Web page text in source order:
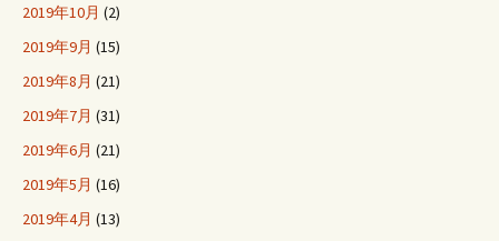
2019年10月 (2)
2019年9月 (15)
2019年8月 (21)
2019年7月 (31)
2019年6月 (21)
2019年5月 (16)
2019年4月 (13)